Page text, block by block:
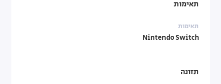
תאימות
תאימות
Nintendo Switch
תזונה